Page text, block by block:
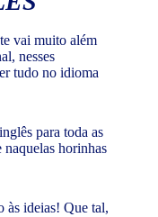
vai muito além
nesses
tudo no idioma
para toda as
naquelas horinhas
às ideias! Que tal,